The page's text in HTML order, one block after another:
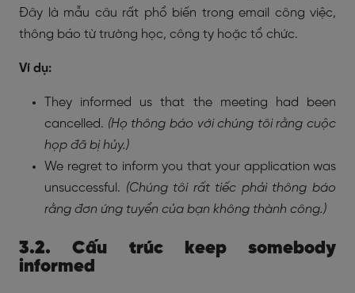
Đây là mẫu câu rất phổ biến trong email công việc,
thông báo từ trường học, công ty hoặc tổ chức.
Ví dụ:
They informed us that the meeting had been
cancelled. (Họ thông báo với chúng tôi rằng cuộc
họp đã bị hủy.)
We regret to inform you that your application was
unsuccessful. (Chúng tôi rất tiếc phải thông báo
rằng đơn ứng tuyển của bạn không thành công.)
3.2. Cấu trúc keep somebody
informed